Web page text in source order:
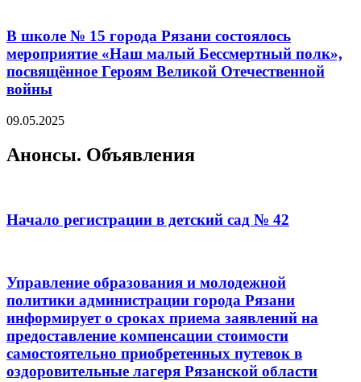
В школе № 15 города Рязани состоялось
мероприятие «Наш малый Бессмертный полк»,
посвящённое Героям Великой Отечественной
войны
09.05.2025
Анонсы. Объявления
Начало регистрации в детский сад № 42
Управление образования и молодежной
политики администрации города Рязани
информирует о сроках приема заявлений на
предоставление компенсации стоимости
самостоятельно приобретенных путевок в
оздоровительные лагеря Рязанской области